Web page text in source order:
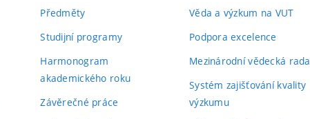
Předměty
Studijní programy
Harmonogram
akademického roku
Závěrečné práce
Věda a výzkum na VUT
Podpora excelence
Mezinárodní vědecká rada
Systém zajišťování kvality
výzkumu